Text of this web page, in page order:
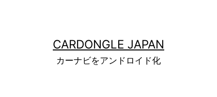
CARDONGLE JAPAN
カーナビをアンドロイド化